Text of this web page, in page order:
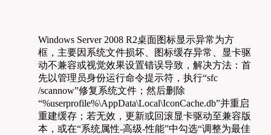
Windows Server 2008 R2桌面图标显示异常为方
框，主要因系统文件损坏、图标缓存异常、显卡驱
动不兼容或视觉效果设置错误导致，解决方法：首
先以管理员身份运行命令提示符，执行“sfc
/scannow”修复系统文件；然后删除
“%userprofile%\AppData\Local\IconCache.db”并重启
重建缓存；若无效，更新或回滚显卡驱动至兼容版
本，或在“系统属性-高级-性能”中勾选“调整为最佳